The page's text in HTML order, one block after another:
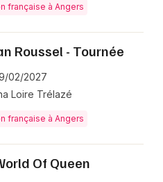
française à Angers
Roussel - Tournée
02/2027
Loire Trélazé
française à Angers
Of Queen